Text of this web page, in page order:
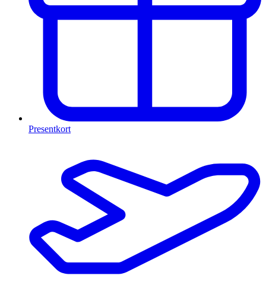
Presentkort